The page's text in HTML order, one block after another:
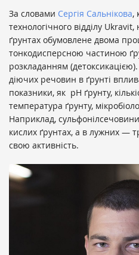
За словами Сергія Сальнікова,
технологічного відділу
ґрунтах обумовлене двома
тонкодисперсною частиною
розкладанням
діючих речовин в ґрунті
показники, як рН ґрунту,
температура ґрунту,
Наприклад,
кислих ґрунтах, а в лужних —
свою активність.